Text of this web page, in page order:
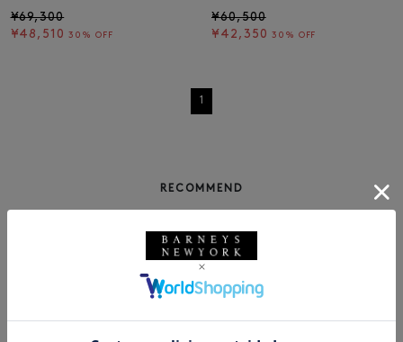
¥69,300
¥48,510 30% OFF
¥60,500
¥42,350 30% OFF
1
RECOMMEND